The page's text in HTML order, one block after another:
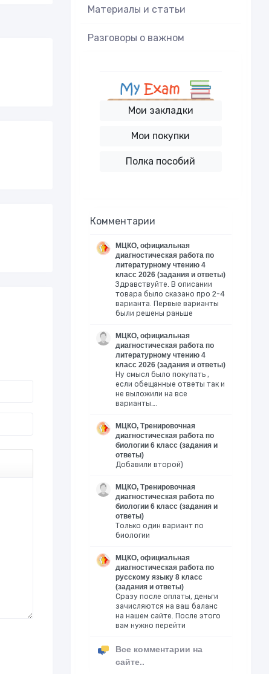
Материалы и статьи
Разговоры о важном
Мои закладки
Мои покупки
Полка пособий
Комментарии
МЦКО, официальная
диагностическая работа по
литературному чтению 4
класс 2026 (задания и ответы)
Здравствуйте. В описании
товара было сказано про 2-4
варианта. Первые варианты
были решены раньше
МЦКО, официальная
диагностическая работа по
литературному чтению 4
класс 2026 (задания и ответы)
Ну смысл было покупать ,
если обещанные ответы так и
не выложили на все
варианты….
МЦКО, Тренировочная
диагностическая работа по
биологии 6 класс (задания и
ответы)
Добавили второй)
МЦКО, Тренировочная
диагностическая работа по
биологии 6 класс (задания и
ответы)
Только один вариант по
биологии
МЦКО, официальная
диагностическая работа по
русскому языку 8 класс
(задания и ответы)
Сразу после оплаты, деньги
зачисляются на ваш баланс
на нашем сайте. После этого
вам нужно перейти
Все комментарии на
сайте..